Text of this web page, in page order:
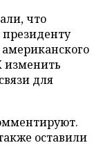
что
изменить
для
оставили